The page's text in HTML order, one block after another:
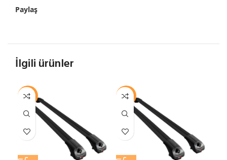
Paylaş
İlgili ürünler
-13% -13%